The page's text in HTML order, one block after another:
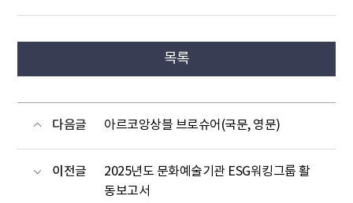
목록
다음글 아르코앙상블 브로슈어(국문, 영문)
이전글
2025년도 문화예술기관 ESG워킹그룹 활
동보고서